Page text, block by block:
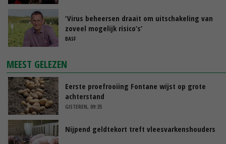
‘Virus beheersen draait om uitschakeling van
zoveel mogelijk risico’s’
BASF
MEEST GELEZEN
Eerste proefrooiing Fontane wijst op grote
achterstand
GISTEREN, 09:35
Nijpend geldtekort treft vleesvarkenshouders